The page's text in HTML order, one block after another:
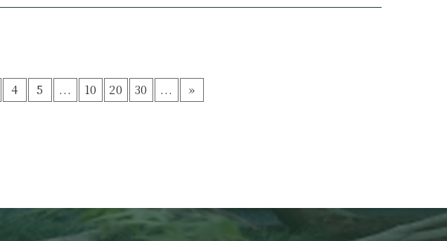
4 5 ... 10 20 30 ... »